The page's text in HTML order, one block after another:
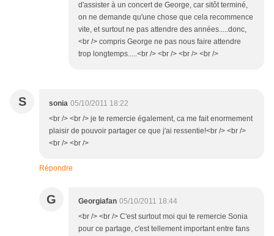
d'assister à un concert de George, car sitôt terminé,
on ne demande qu'une chose que cela recommence
vite, et surtout ne pas attendre des années.....donc,
<br /> compris George ne pas nous faire attendre
trop longtemps.....<br /> <br /> <br /> <br />
S sonia 05/10/2011 18:22
<br /> <br /> je te remercie également, ca me fait enormement
plaisir de pouvoir partager ce que j'ai ressentie!<br /> <br />
<br /> <br />
Répondre
G Georgiafan 05/10/2011 18:44
<br /> <br /> C'est surtout moi qui te remercie Sonia
pour ce partage, c'est tellement important entre fans